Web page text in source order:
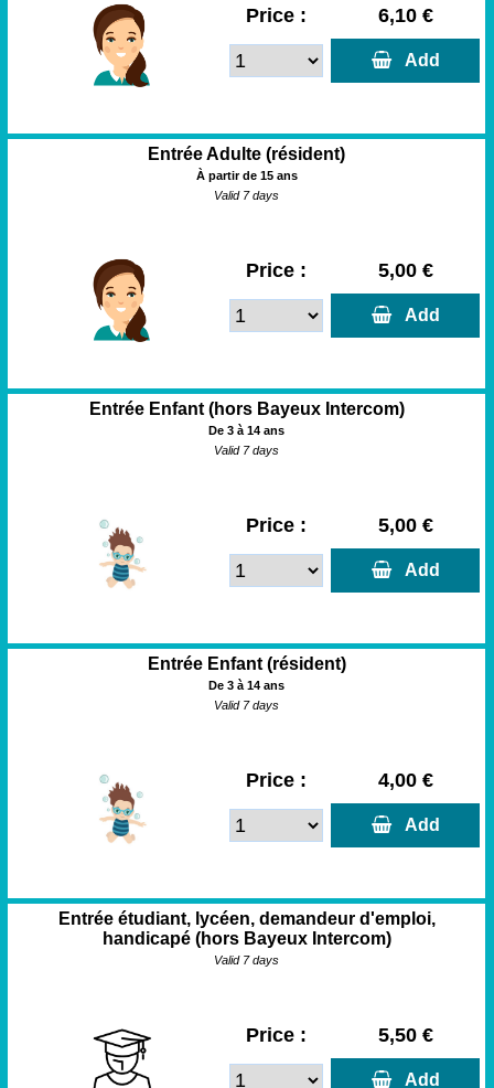
Price : 6,10 €
Add
Entrée Adulte (résident)
À partir de 15 ans
Valid 7 days
Price : 5,00 €
Add
Entrée Enfant (hors Bayeux Intercom)
De 3 à 14 ans
Valid 7 days
Price : 5,00 €
Add
Entrée Enfant (résident)
De 3 à 14 ans
Valid 7 days
Price : 4,00 €
Add
Entrée étudiant, lycéen, demandeur d'emploi,
handicapé (hors Bayeux Intercom)
Valid 7 days
Price : 5,50 €
Add